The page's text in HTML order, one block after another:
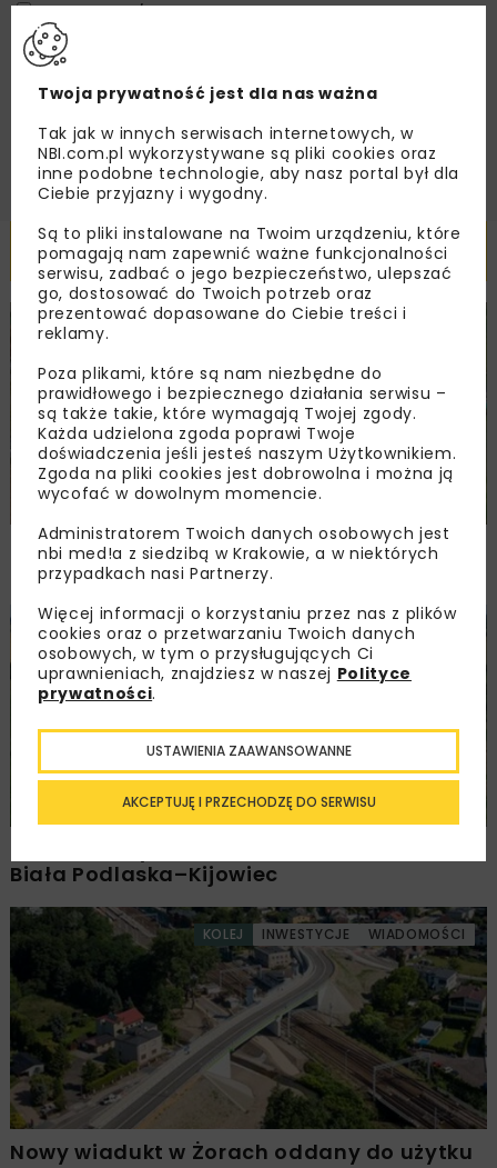
Zapoznałam/em się zPolityką Prywatnościi
Regulaminem
podany przeze mnie adres e-mail korespondencji
handlowej w postaci newslettera.
ZAPISZ MNIE
Powiązane artykuły
Remont nawierzchni na węzłach A4.
Przetarg obejmuje pięć węzłów
DROGI INWESTYCJE WIADOMOŚCI
Biała Podlaska–Kijowiec
KOLEJ INWESTYCJE WIADOMOŚCI
Nowy wiadukt w Żorach oddany do użytku
Twoja prywatność jest dla nas ważna
Tak jak w innych serwisach internetowych, w
NBI.com.pl wykorzystywane są pliki cookies oraz
inne podobne technologie, aby nasz portal był dla
Ciebie przyjazny i wygodny.
Są to pliki instalowane na Twoim urządzeniu, które
pomagają nam zapewnić ważne funkcjonalności
serwisu, zadbać o jego bezpieczeństwo, ulepszać
go, dostosować do Twoich potrzeb oraz
prezentować dopasowane do Ciebie treści i
reklamy.
Poza plikami, które są nam niezbędne do
prawidłowego i bezpiecznego działania serwisu –
są także takie, które wymagają Twojej zgody.
Każda udzielona zgoda poprawi Twoje
doświadczenia jeśli jesteś naszym Użytkownikiem.
Zgoda na pliki cookies jest dobrowolna i można ją
wycofać w dowolnym momencie.
Administratorem Twoich danych osobowych jest
nbi med!a z siedzibą w Krakowie, a w niektórych
przypadkach nasi Partnerzy.
Więcej informacji o korzystaniu przez nas z plików
cookies oraz o przetwarzaniu Twoich danych
osobowych, w tym o przysługujących Ci
uprawnieniach, znajdziesz w naszej Polityce
prywatności.
AKCEPTUJĘ I PRZECHODZĘ DO SERWISU
USTAWIENIA ZAAWANSOWANNE